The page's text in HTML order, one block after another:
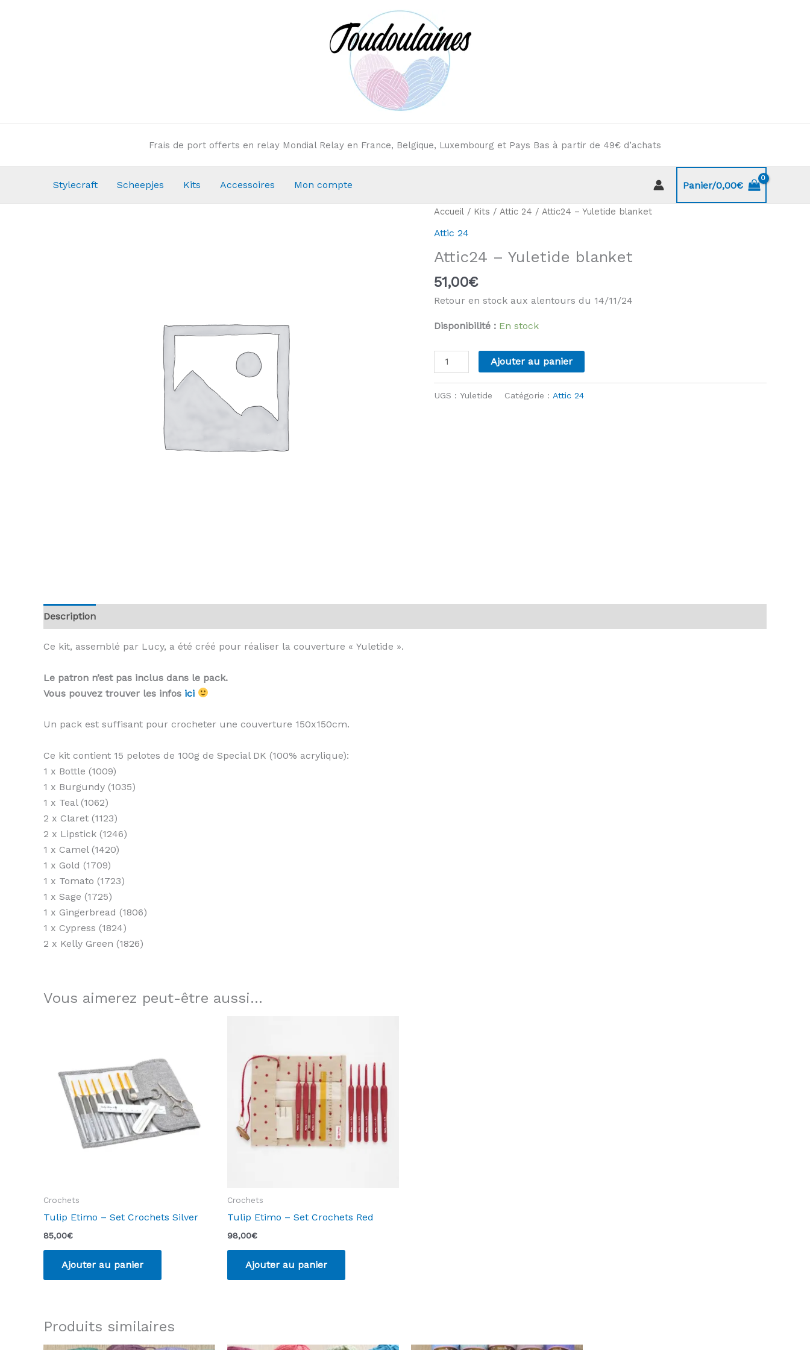
Frais de port offerts en relay Mondial Relay en France, Belgique, Luxembourg et Pays Bas à partir de 49€ d’achats
Stylecraft Scheepjes Kits Accessoires Mon compte Panier/0,00€
Accueil / Kits / Attic 24 / Attic24 – Yuletide blanket
Attic 24
Attic24 – Yuletide blanket
51,00€
Retour en stock aux alentours du 14/11/24
Disponibilité : En stock
quantité
de
Ajouter au panier
UGS : Yuletide Catégorie : Attic 24
Description
Ce kit, assemblé par Lucy, a été créé pour réaliser la couverture « Yuletide ».
Le patron n’est pas inclus dans le pack.
Vous pouvez trouver les infos ici
Un pack est suffisant pour crocheter une couverture 150x150cm.
Ce kit contient 15 pelotes de 100g de Special DK (100% acrylique):
1 x Bottle (1009)
1 x Burgundy (1035)
1 x Teal (1062)
2 x Claret (1123)
2 x Lipstick (1246)
1 x Camel (1420)
1 x Gold (1709)
1 x Tomato (1723)
1 x Sage (1725)
1 x Gingerbread (1806)
1 x Cypress (1824)
2 x Kelly Green (1826)
Vous aimerez peut-être aussi…
Crochets
Tulip Etimo – Set Crochets Silver
85,00€
Ajouter au panier
Crochets
Tulip Etimo – Set Crochets Red
98,00€
Ajouter au panier
Produits similaires